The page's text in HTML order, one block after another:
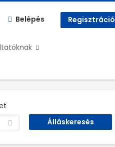
Belépés Regisztráció